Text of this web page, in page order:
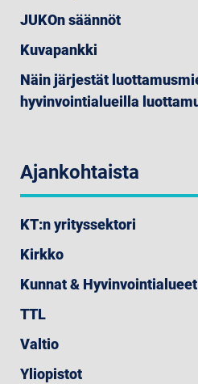
JUKOn säännöt
Kuvapankki
Näin järjestät
hyvinvointialueilla
Ajankohtaista
KT:n yrityssektori
Kirkko
Kunnat & Hyvinvointialueet
TTL
Valtio
Yliopistot